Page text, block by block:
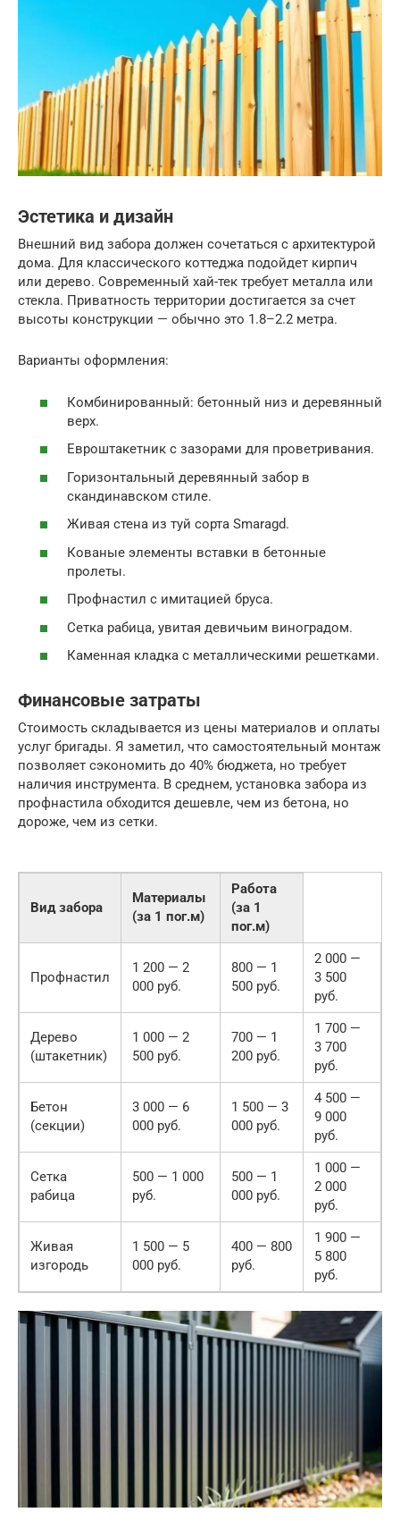
Эстетика и дизайн
Внешний вид забора должен сочетаться с архитектурой
дома. Для классического коттеджа подойдет кирпич
или дерево. Современный хай-тек требует металла или
стекла. Приватность территории достигается за счет
высоты конструкции — обычно это 1.8–2.2 метра.
Варианты оформления:
Комбинированный: бетонный низ и деревянный
верх.
Евроштакетник с зазорами для проветривания.
Горизонтальный деревянный забор в
скандинавском стиле.
Живая стена из туй сорта Smaragd.
Кованые элементы вставки в бетонные
пролеты.
Профнастил с имитацией бруса.
Сетка рабица, увитая девичьим виноградом.
Каменная кладка с металлическими решетками.
Финансовые затраты
Стоимость складывается из цены материалов и оплаты
услуг бригады. Я заметил, что самостоятельный монтаж
позволяет сэкономить до 40% бюджета, но требует
наличия инструмента. В среднем, установка забора из
профнастила обходится дешевле, чем из бетона, но
дороже, чем из сетки.
Вид забора
Материалы
(за 1 пог.м)
Работа
(за 1
пог.м)
Профнастил
1 200 — 2
000 руб.
800 — 1
500 руб.
2 000 —
3 500
руб.
Дерево
(штакетник)
1 000 — 2
500 руб.
700 — 1
200 руб.
1 700 —
3 700
руб.
Бетон
(секции)
3 000 — 6
000 руб.
1 500 — 3
000 руб.
4 500 —
9 000
руб.
Сетка
рабица
500 — 1 000
руб.
500 — 1
000 руб.
1 000 —
2 000
руб.
Живая
изгородь
1 500 — 5
000 руб.
400 — 800
руб.
1 900 —
5 800
руб.